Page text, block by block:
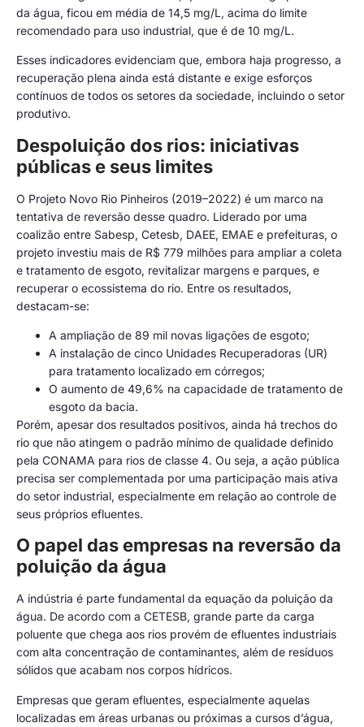
da água, ficou em média de 14,5 mg/L, acima do limite
recomendado para uso industrial, que é de 10 mg/L.
Esses indicadores evidenciam que, embora haja progresso, a
recuperação plena ainda está distante e exige esforços
contínuos de todos os setores da sociedade, incluindo o setor
produtivo.
Despoluição dos rios: iniciativas
públicas e seus limites
O Projeto Novo Rio Pinheiros (2019–2022) é um marco na
tentativa de reversão desse quadro. Liderado por uma
coalizão entre Sabesp, Cetesb, DAEE, EMAE e prefeituras, o
projeto investiu mais de R$ 779 milhões para ampliar a coleta
e tratamento de esgoto, revitalizar margens e parques, e
recuperar o ecossistema do rio. Entre os resultados,
destacam-se:
A ampliação de 89 mil novas ligações de esgoto;
A instalação de cinco Unidades Recuperadoras (UR)
para tratamento localizado em córregos;
O aumento de 49,6% na capacidade de tratamento de
esgoto da bacia.
Porém, apesar dos resultados positivos, ainda há trechos do
rio que não atingem o padrão mínimo de qualidade definido
pela CONAMA para rios de classe 4. Ou seja, a ação pública
precisa ser complementada por uma participação mais ativa
do setor industrial, especialmente em relação ao controle de
seus próprios efluentes.
O papel das empresas na reversão da
poluição da água
A indústria é parte fundamental da equação da poluição da
água. De acordo com a CETESB, grande parte da carga
poluente que chega aos rios provém de efluentes industriais
com alta concentração de contaminantes, além de resíduos
sólidos que acabam nos corpos hídricos.
Empresas que geram efluentes, especialmente aquelas
localizadas em áreas urbanas ou próximas a cursos d’água,